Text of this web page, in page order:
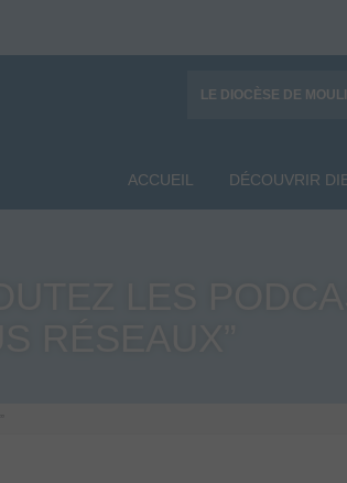
LE DIOCÈSE DE
ACCUEIL DÉCOUVRIR